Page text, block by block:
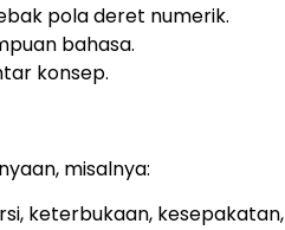
pola deret numerik.
bahasa.
konsep.
misalnya:
keterbukaan, kesepakatan,